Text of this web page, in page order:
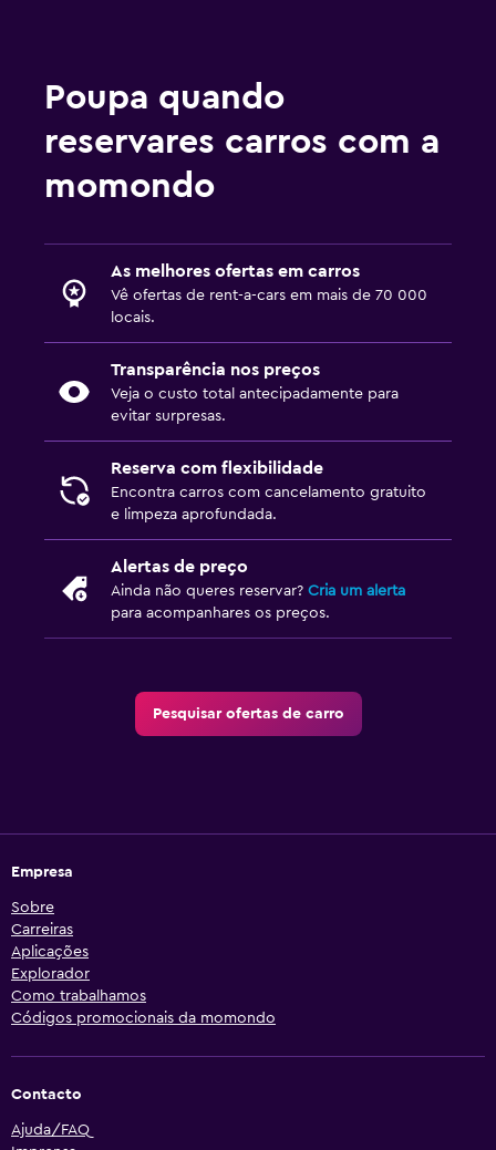
Poupa quando
reservares carros com a
momondo
As melhores ofertas em carros
Vê ofertas de rent-a-cars em mais de 70 000
locais.
Transparência nos preços
Veja o custo total antecipadamente para
evitar surpresas.
Reserva com flexibilidade
Encontra carros com cancelamento gratuito
e limpeza aprofundada.
Alertas de preço
Ainda não queres reservar? Cria um alerta
para acompanhares os preços.
Pesquisar ofertas de carro
Empresa
Sobre
Carreiras
Aplicações
Explorador
Como trabalhamos
Códigos promocionais da momondo
Contacto
Ajuda/FAQ